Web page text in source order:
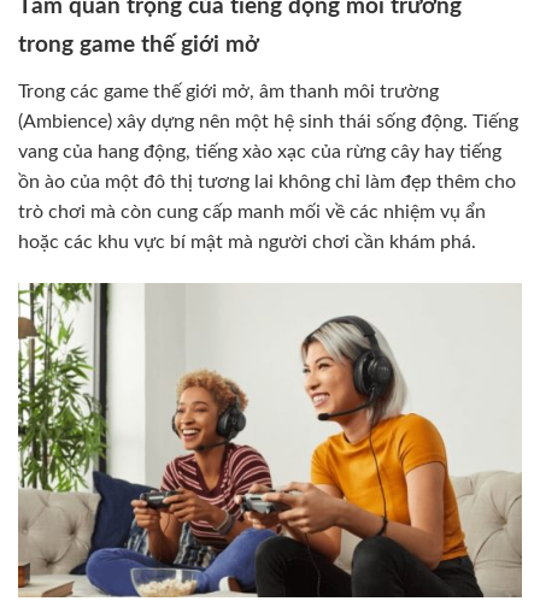
Tầm quan trọng của tiếng động môi trường
trong game thế giới mở
Trong các game thế giới mở, âm thanh môi trường
(Ambience) xây dựng nên một hệ sinh thái sống động. Tiếng
vang của hang động, tiếng xào xạc của rừng cây hay tiếng
ồn ào của một đô thị tương lai không chỉ làm đẹp thêm cho
trò chơi mà còn cung cấp manh mối về các nhiệm vụ ẩn
hoặc các khu vực bí mật mà người chơi cần khám phá.